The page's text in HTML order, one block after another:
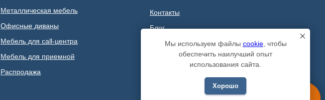
Мы используем файлы cookie, чтобы
обеспечить наилучший опыт
использования сайта.
Хорошо
Металлическая мебель
Офисные диваны
Мебель для call-центра
Мебель для приемной
Распродажа
Контакты
Блог
Наши проекты
Политика обработки персональных